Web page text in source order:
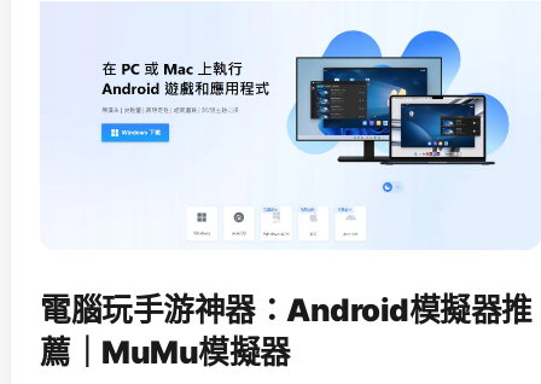
電腦玩手游神器：Android模擬器推
薦｜MuMu模擬器